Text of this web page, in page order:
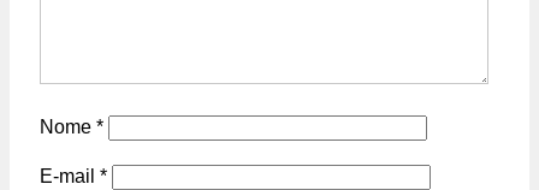
Nome *
E-mail *